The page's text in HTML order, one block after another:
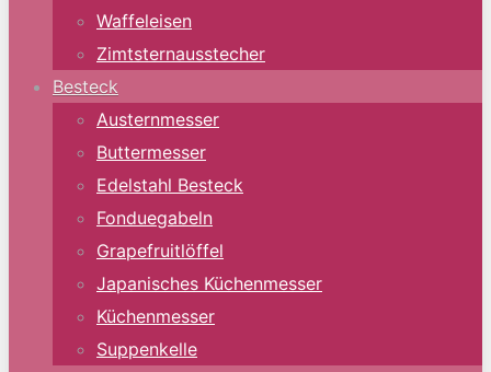
Waffeleisen
Zimtsternausstecher
Besteck
Austernmesser
Buttermesser
Edelstahl Besteck
Fonduegabeln
Grapefruitlöffel
Japanisches Küchenmesser
Küchenmesser
Suppenkelle